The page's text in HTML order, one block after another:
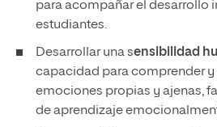
para acompañar el desarrollo
estudiantes.
Desarrollar una sensibilidad
capacidad para comprender y
emociones propias y ajenas,
de aprendizaje